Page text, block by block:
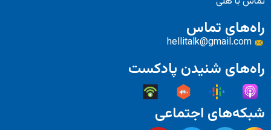
راه‌های تماس
hellitalk@gmail.com
راه‌های شنیدن پادکست
شبکه‌های اجتماعی